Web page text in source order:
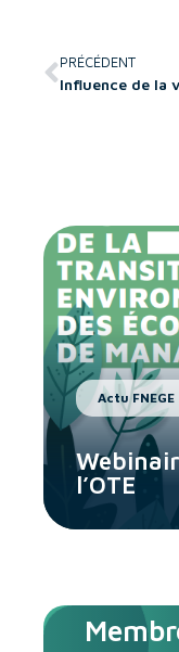
PRÉCÉDENT
Actu FNEGE
l’OTE